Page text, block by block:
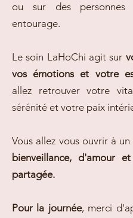
ou sur des
entourage.
Le soin LaHoChi agit sur
vos émotions et votre
allez retrouver votre
sérénité et votre paix
Vous allez vous ouvrir à
bienveillance, d'amour
partagée.
Pour la journée, merci